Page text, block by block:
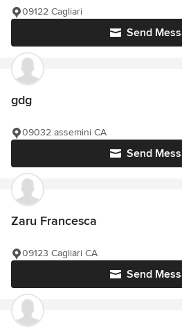
Send
09122 Cagliari
gdg
Send
09032 assemini CA
Zaru Francesca
Send
09123 Cagliari CA